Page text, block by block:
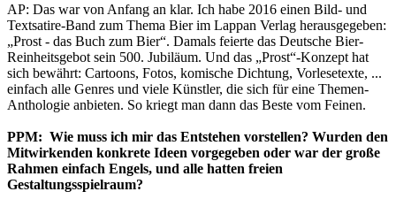
AP: Das war von Anfang an klar. Ich habe 2016 einen Bild- und
Textsatire-Band zum Thema Bier im Lappan Verlag herausgegeben:
„Prost - das Buch zum Bier“. Damals feierte das Deutsche Bier-
Reinheitsgebot sein 500. Jubiläum. Und das „Prost“-Konzept hat
sich bewährt: Cartoons, Fotos, komische Dichtung, Vorlesetexte, ...
einfach alle Genres und viele Künstler, die sich für eine Themen-
Anthologie anbieten. So kriegt man dann das Beste vom Feinen.
PPM: Wie muss ich mir das Entstehen vorstellen? Wurden den
Mitwirkenden konkrete Ideen vorgegeben oder war der große
Rahmen einfach Engels, und alle hatten freien
Gestaltungsspielraum?